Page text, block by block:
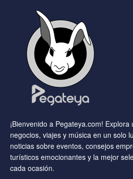
¡Bienvenido a Pegateya.com!
negocios, viajes y música en un solo
noticias sobre eventos, consejos
turísticos emocionantes y la mejor
cada ocasión.